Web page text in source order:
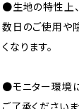
●生地の特性上、
数日のご使用や
くなります。
●モニター環境
ご了承ください